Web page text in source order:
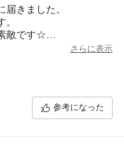
きました。
敵です☆
銭入れにマチがあった
らのお買い物が楽しく
さらに表示
参考になった